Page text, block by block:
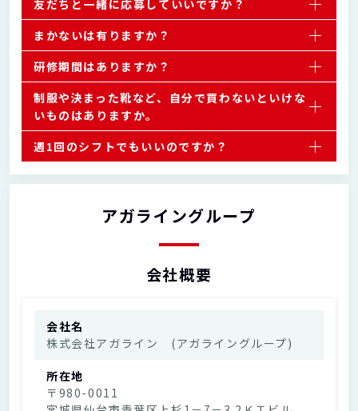
友だちと一緒に応募していいですか？
まかないは有りますか？
研修期間はありますか？
制服や決まった靴など、自分で買わないといけな
いものはありますか。
週1回のシフトでもいいのですか？
アガライングループ
会社概要
会社名
株式会社アガライン (アガライングループ)
所在地
〒980-0011